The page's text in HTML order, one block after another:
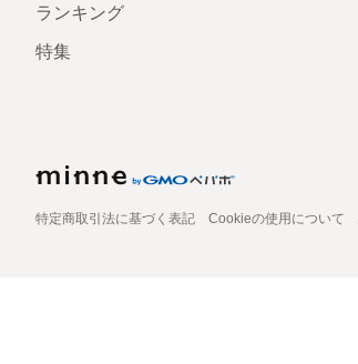
ランキング
特集
特定商取引法に基づく表記 Cookieの使用について